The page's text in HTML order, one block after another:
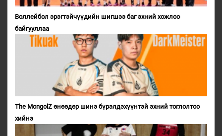
Воллейбол эрэгтэйчүүдийн шигшээ баг эхний хожлоо
байгууллаа
The MongolZ өнөөдөр шинэ бүрэлдэхүүнтэй эхний тоглолтоо
хийнэ